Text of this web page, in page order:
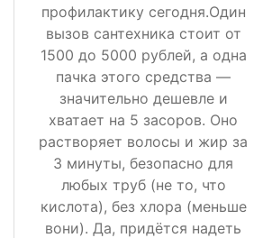
профилактику сегодня.Один
вызов сантехника стоит от
1500 до 5000 рублей, а одна
пачка этого средства —
значительно дешевле и
хватает на 5 засоров. Оно
растворяет волосы и жир за
3 минуты, безопасно для
любых труб (не то, что
кислота), без хлора (меньше
вони). Да, придётся надеть